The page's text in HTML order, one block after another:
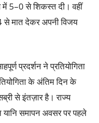
5–0 से शिकस्त दी। वहीं
से मात देकर अपनी विजय
प्रदर्शन ने प्रतियोगिता
के अंतिम दिन के
से इंतज़ार है। राज्य
यानि समापन अवसर पर पहले